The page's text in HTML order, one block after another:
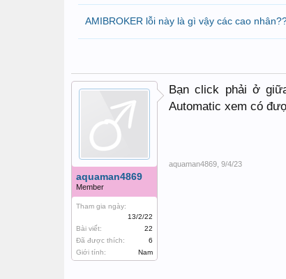
AMIBROKER lỗi này là gì vậy các cao
aquaman4869
Member
Tham gia ngày:
13/2/22
Bài viết:
22
Đã được thích:
6
Giới tính:
Nam
Bạn click phải ở
Automatic xem có
aquaman4869 9/4/23